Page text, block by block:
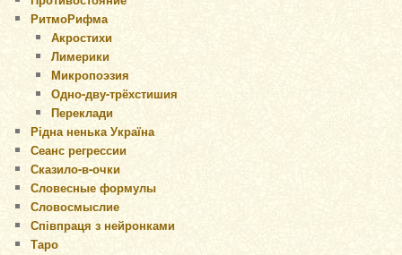
РитмоРифма
Акростихи
Лимерики
Микропоэзия
Одно-дву-трёхстишия
Переклади
Рідна ненька Україна
Сеанс регрессии
Сказило-в-очки
Словесные формулы
Словосмыслие
Співпраця з нейронками
Таро